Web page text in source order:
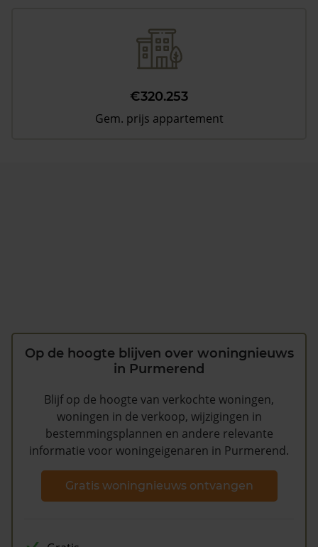
€320.253
Gem. prijs appartement
Op de hoogte blijven over woningnieuws
in Purmerend
Blijf op de hoogte van verkochte woningen,
woningen in de verkoop, wijzigingen in
bestemmingsplannen en andere relevante
informatie voor woningeigenaren in Purmerend.
Gratis woningnieuws ontvangen